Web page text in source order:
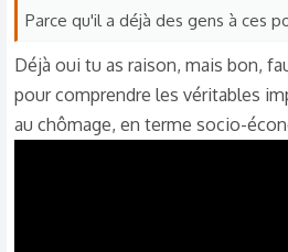
Parce qu'il a déjà des gens à ces
Déjà oui tu as raison, mais bon,
pour comprendre les véritables
au chômage, en terme socio-